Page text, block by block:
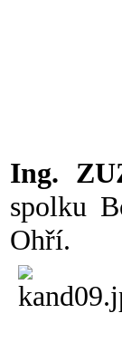
Ing.
spolku
Ohří.